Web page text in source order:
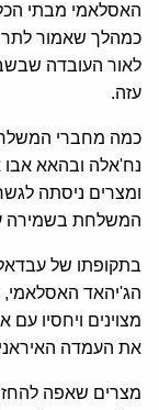
האסלאמי מבתי
כמהלך שאמור
לאור העובדה
עזה.
כמה מחברי
נח'אלה ובהאא אבו
ומצרים ניסתה
המשלחת בשמירה
בתקופתו של
הג'יהאד האסלאמי,
מצוינים ויחסיו עם
את העמדה
מצרים שאפה